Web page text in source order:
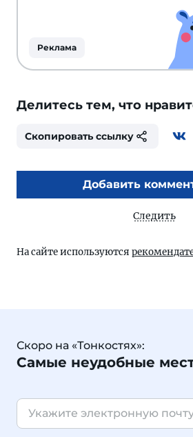
Реклама
Делитесь тем, что
Скопировать ссылку
Добавить
Следить
На сайте используются
Скоро на «Тонкостях»:
Самые неудобные